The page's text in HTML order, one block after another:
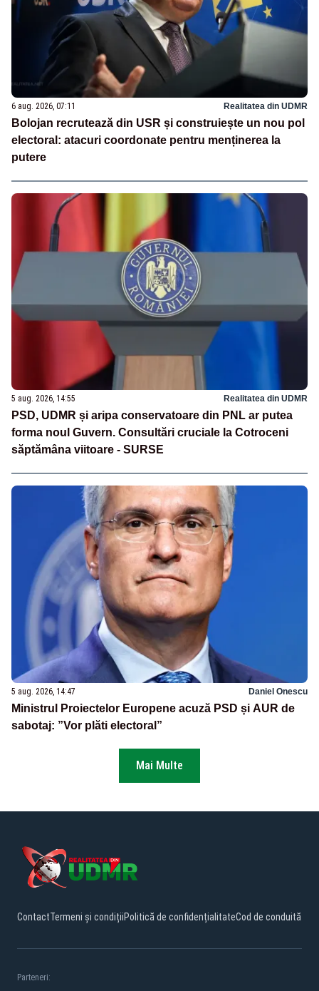
6 aug. 2026, 07:11 Realitatea din UDMR
Bolojan recrutează din USR și construiește un nou pol
electoral: atacuri coordonate pentru menținerea la
putere
5 aug. 2026, 14:55 Realitatea din UDMR
PSD, UDMR și aripa conservatoare din PNL ar putea
forma noul Guvern. Consultări cruciale la Cotroceni
săptămâna viitoare - SURSE
5 aug. 2026, 14:47 Daniel Onescu
Ministrul Proiectelor Europene acuză PSD și AUR de
sabotaj: ”Vor plăti electoral”
Mai Multe
ContactTermeni și condițiiPolitică de confidențialitateCod de conduită
Parteneri: